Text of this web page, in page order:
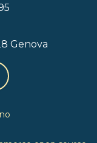
Genova